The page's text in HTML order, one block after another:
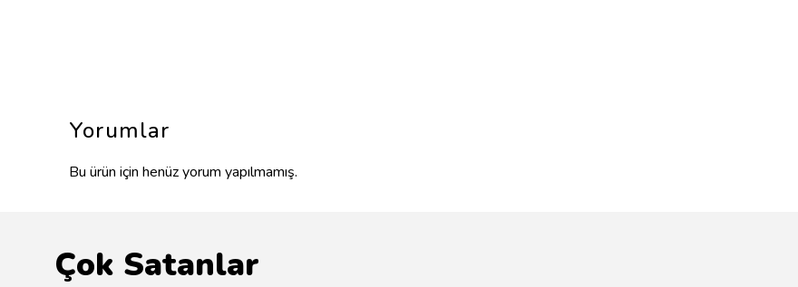
Yorumlar
Bu ürün için henüz yorum yapılmamış.
Çok Satanlar